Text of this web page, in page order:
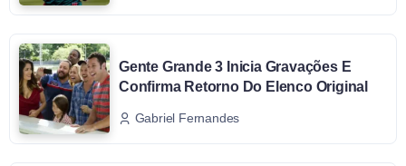
Gente Grande 3 Inicia Gravações E
Confirma Retorno Do Elenco Original
Gabriel Fernandes